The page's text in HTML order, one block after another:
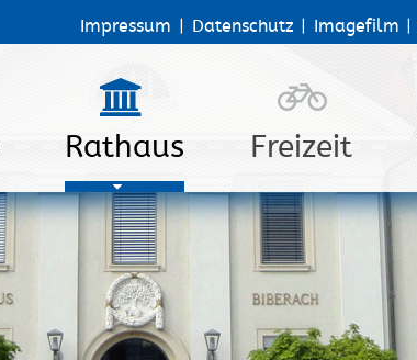
Impressum Datenschutz Imagefilm
Rathaus Freizeit